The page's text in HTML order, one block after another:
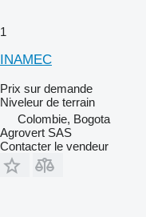
1
INAMEC
Prix sur demande
Niveleur de terrain
Colombie, Bogota
Agrovert SAS
Contacter le vendeur